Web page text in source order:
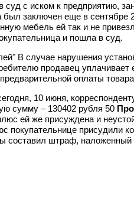
суд с иском к предприятию,
был заключен еще в
мебель ей так и не
и пошла в суд.
В случае нарушения
продавец
оплаты
10 июня,
сумму – 130402 рубля 50
ей же присуждена и
покупательнице присудили
составил штраф,